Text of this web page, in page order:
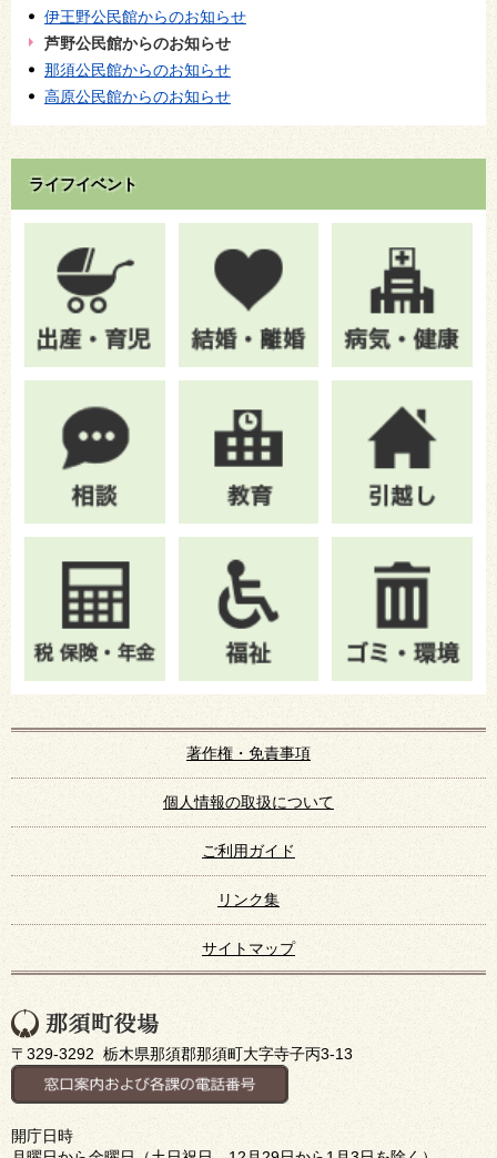
伊王野公民館からのお知らせ
芦野公民館からのお知らせ
那須公民館からのお知らせ
高原公民館からのお知らせ
ライフイベント
著作権・免責事項
個人情報の取扱について
ご利用ガイド
リンク集
サイトマップ
〒329-3292 栃木県那須郡那須町大字寺子丙3-13
開庁日時